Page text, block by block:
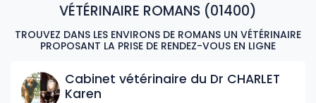
VÉTÉRINAIRE ROMANS (01400)
TROUVEZ DANS LES ENVIRONS DE ROMANS UN VÉTÉRINAIRE
PROPOSANT LA PRISE DE RENDEZ-VOUS EN LIGNE
Cabinet vétérinaire du Dr CHARLET
Karen